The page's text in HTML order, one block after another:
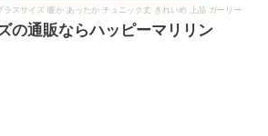
スサイズ 暖か あったか チュニック丈 きれいめ 上品 ガーリー
の通販ならハッピーマリリン